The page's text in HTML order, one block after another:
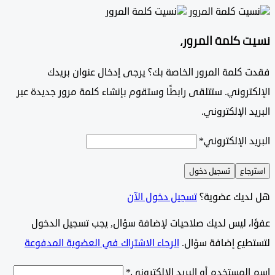
كلمة المرور،
كلمة المرور الخاصة بك؟ يرجى إدخال عنوان بريدك
ستتلقى رابطًا وستقوم بإنشاء كلمة مرور جديدة عبر
الإلكتروني.
الإلكتروني*
تسجيل دخول
عضوية؟تسجيل دخول الآن
ليس لديك صلاحيات لإضافة سؤال, يجب تسجيل الدخول
إضافة سؤال.الرجاء الاشتراك في العضوية المدفوعة